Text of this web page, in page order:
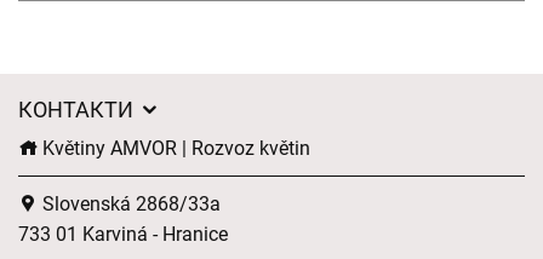
КОНТАКТИ
Květiny AMVOR | Rozvoz květin
Slovenská 2868/33a
733 01 Karviná - Hranice